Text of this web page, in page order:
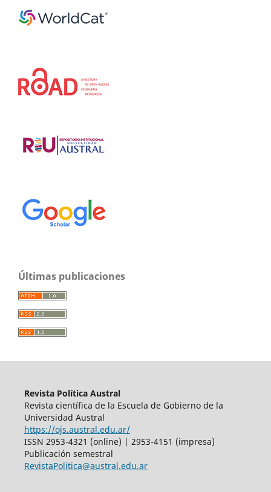
Últimas publicaciones
Revista Política Austral
Revista científica de la Escuela de Gobierno de la
Universidad Austral
https://ojs.austral.edu.ar/
ISSN 2953-4321 (online) | 2953-4151 (impresa)
Publicación semestral
RevistaPolitica@austral.edu.ar